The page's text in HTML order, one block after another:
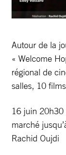
Autour de la
« Welcome
régional de
salles, 10
16 juin 20h30
marché
Rachid Oujdi